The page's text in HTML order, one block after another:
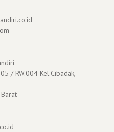
/ RW.004 Kel.Cibadak,